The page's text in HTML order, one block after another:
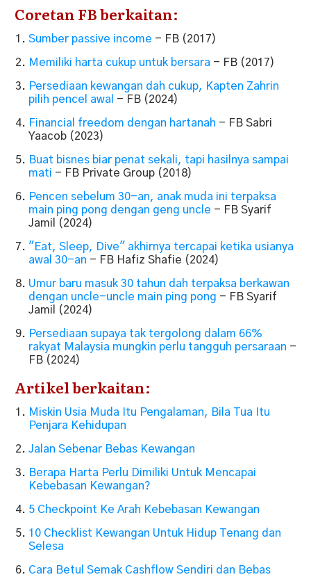
Coretan FB berkaitan:
Sumber passive income - FB (2017)
Memiliki harta cukup untuk bersara - FB (2017)
Persediaan kewangan dah cukup, Kapten Zahrin
pilih pencel awal - FB (2024)
Financial freedom dengan hartanah - FB Sabri
Yaacob (2023)
Buat bisnes biar penat sekali, tapi hasilnya sampai
mati - FB Private Group (2018)
Pencen sebelum 30-an, anak muda ini terpaksa
main ping pong dengan geng uncle - FB Syarif
Jamil (2024)
"Eat, Sleep, Dive" akhirnya tercapai ketika usianya
awal 30-an - FB Hafiz Shafie (2024)
Umur baru masuk 30 tahun dah terpaksa berkawan
dengan uncle-uncle main ping pong - FB Syarif
Jamil (2024)
Persediaan supaya tak tergolong dalam 66%
rakyat Malaysia mungkin perlu tangguh persaraan -
FB (2024)
Artikel berkaitan:
Miskin Usia Muda Itu Pengalaman, Bila Tua Itu
Penjara Kehidupan
Jalan Sebenar Bebas Kewangan
Berapa Harta Perlu Dimiliki Untuk Mencapai
Kebebasan Kewangan?
5 Checkpoint Ke Arah Kebebasan Kewangan
10 Checklist Kewangan Untuk Hidup Tenang dan
Selesa
Cara Betul Semak Cashflow Sendiri dan Bebas